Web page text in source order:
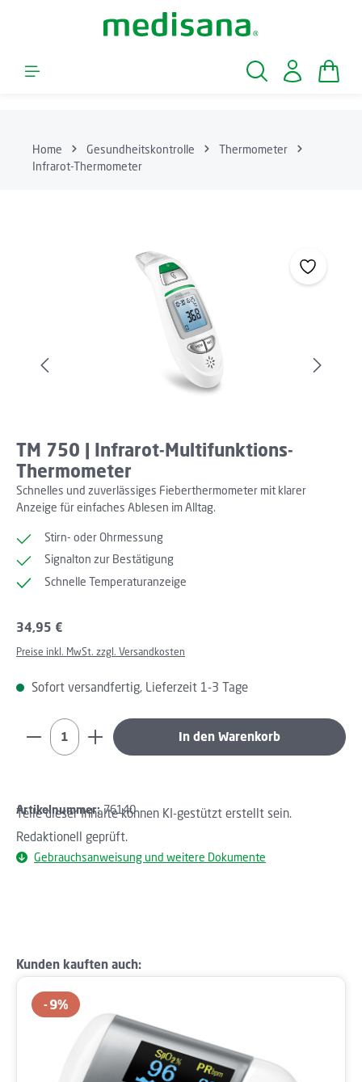
Zum Hauptinhalt springen
Home Gesundheitskontrolle
Thermometer
Infrarot-Thermometer
TM 750 | Infrarot-Multifunktions-
Thermometer
Schnelles und zuverlässiges Fieberthermometer mit klarer
Anzeige für einfaches Ablesen im Alltag.
Stirn- oder Ohrmessung
Signalton zur Bestätigung
Schnelle Temperaturanzeige
Regulärer Preis:
34,95 €
Preise inkl. MwSt. zzgl. Versandkosten
Sofort versandfertig, Lieferzeit 1-3 Tage
Produkt Anzahl: Gib den gewünschten Wert ein
In den Warenkorb
Artikelnummer:76140
Teile dieser Inhalte können KI-gestützt erstellt sein.
Redaktionell geprüft.
Gebrauchsanweisung und weitere Dokumente
Produktgalerie überspringen
Kunden kauften auch:
9%